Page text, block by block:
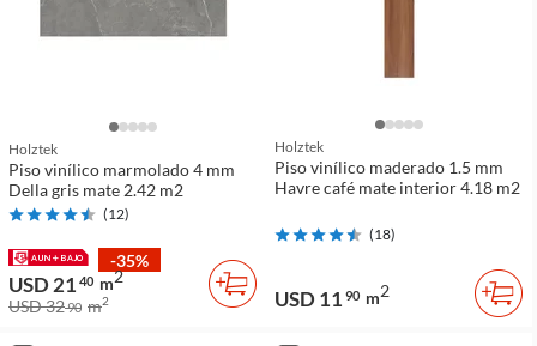
Holztek
Piso vinílico marmolado 4 mm
Della gris mate 2.42 m2
(12)
-35%
USD 21 40 m2
USD 3290 m2
Holztek
Piso vinílico maderado 1.5 mm
Havre café mate interior 4.18 m2
(18)
USD 11 90 m2